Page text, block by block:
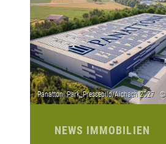
NEWS IMMOBILIEN